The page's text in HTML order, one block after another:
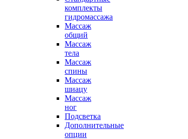
комплекты
гидромассажа
Массаж
общий
Массаж
тела
Массаж
спины
Массаж
шиацу
Массаж
ног
Подсветка
Дополнительные
опции